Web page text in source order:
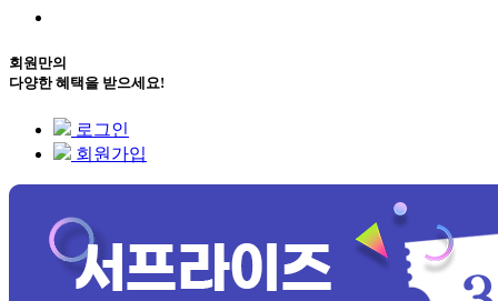
회원만의
다양한 혜택을 받으세요!
로그인
회원가입